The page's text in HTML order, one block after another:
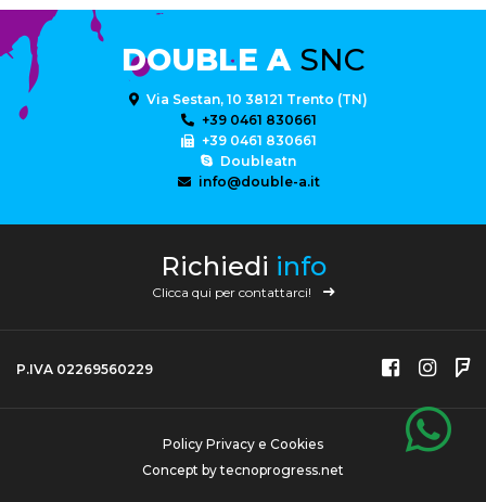
DOUBLE A SNC
Via Sestan, 10 38121 Trento (TN)
+39 0461 830661
+39 0461 830661
Doubleatn
info@double-a.it
Richiedi info
Clicca qui per contattarci!
P.IVA 02269560229
Policy Privacy e Cookies
Concept bytecnoprogress.net